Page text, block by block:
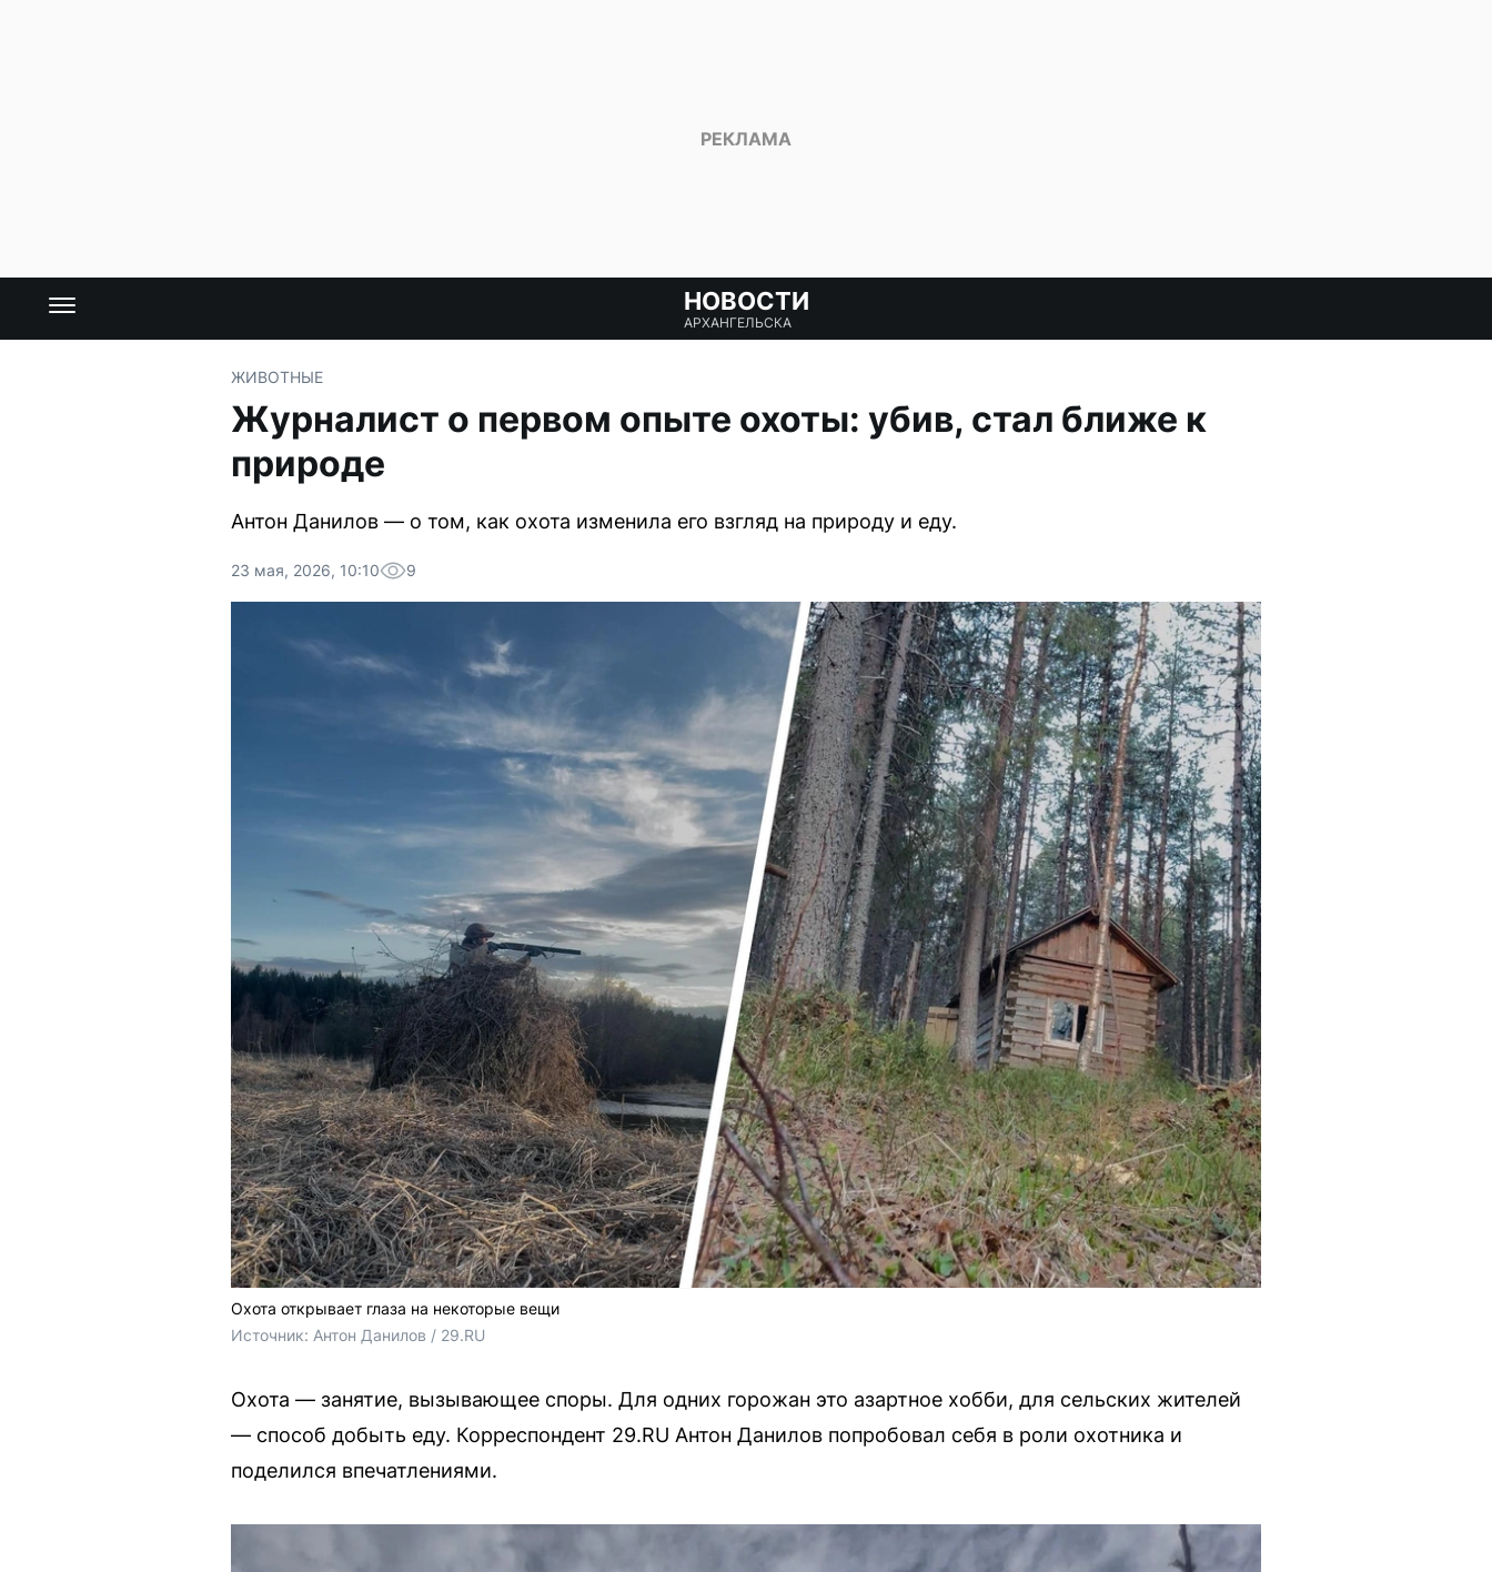
НОВОСТИ
АРХАНГЕЛЬСКА
ЖИВОТНЫЕ
Журналист о первом опыте охоты: убив, стал ближе к
природе
Антон Данилов — о том, как охота изменила его взгляд на природу и еду.
23 мая, 2026, 10:10 9
Охота открывает глаза на некоторые вещи
Источник: Антон Данилов / 29.RU
Охота — занятие, вызывающее споры. Для одних горожан это азартное хобби, для сельских жителей
— способ добыть еду. Корреспондент 29.RU Антон Данилов попробовал себя в роли охотника и
поделился впечатлениями.